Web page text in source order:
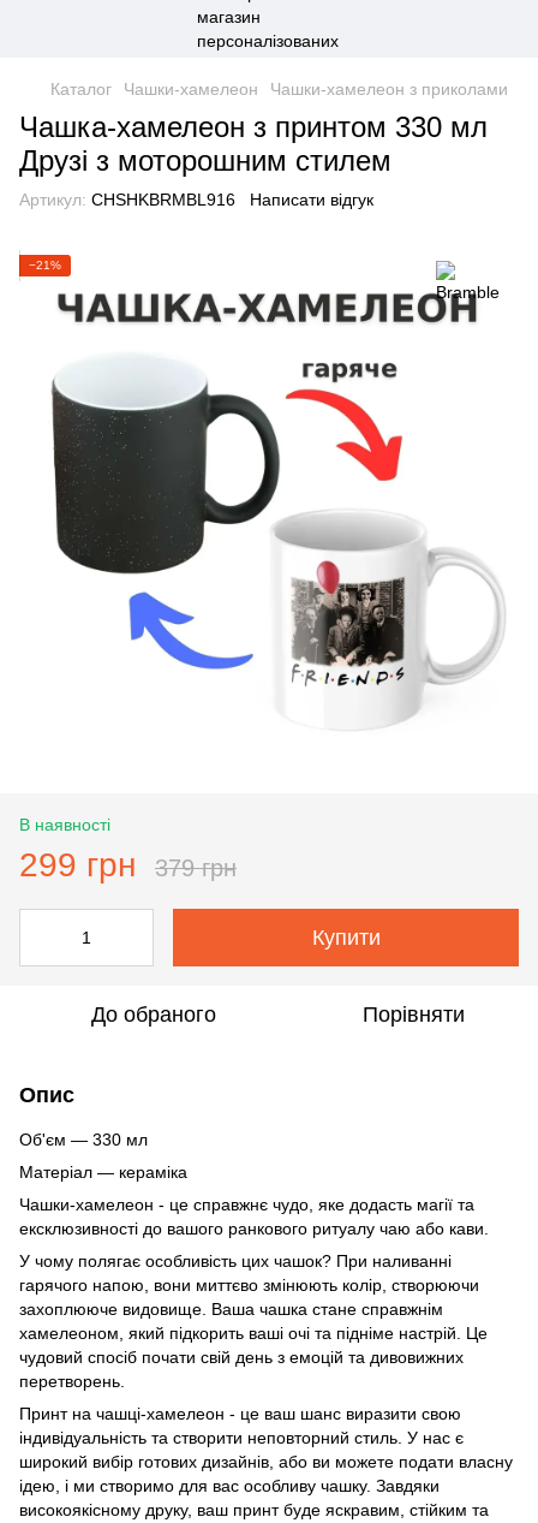
Каталог Чашки-хамелеон Чашки-хамелеон з приколами
Чашка-хамелеон з принтом 330 мл
Друзі з моторошним стилем
Артикул: CHSHKBRMBL916 Написати відгук
−21%
В наявності
299 грн 379 грн
Купити
До обраного Порівняти
Опис
Об'єм — 330 мл
Матеріал — кераміка
Чашки-хамелеон - це справжнє чудо, яке додасть магії та
ексклюзивності до вашого ранкового ритуалу чаю або кави.
У чому полягає особливість цих чашок? При наливанні
гарячого напою, вони миттєво змінюють колір, створюючи
захоплююче видовище. Ваша чашка стане справжнім
хамелеоном, який підкорить ваші очі та підніме настрій. Це
чудовий спосіб почати свій день з емоцій та дивовижних
перетворень.
Принт на чашці-хамелеон - це ваш шанс виразити свою
індивідуальність та створити неповторний стиль. У нас є
широкий вибір готових дизайнів, або ви можете подати власну
ідею, і ми створимо для вас особливу чашку. Завдяки
високоякісному друку, ваш принт буде яскравим, стійким та